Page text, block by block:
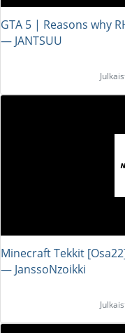
GTA 5 | Reasons why
― JANTSUU
Minecraft Tekkit
― JanssoNzoikki